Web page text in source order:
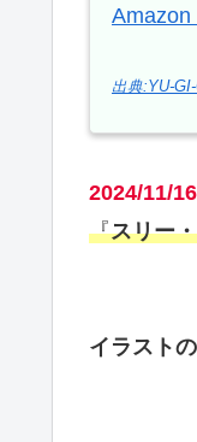
Amazon
出典:YU-
2024/11/16
『スリー
イラスト